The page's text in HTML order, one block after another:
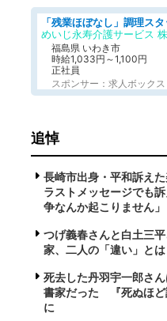
福島県 いわき市
時給1,033円～1,100円
正社員
スポンサー：求人ボックス
追悼
長崎市出身・平和訴え
ラストメッセージでも
争なんか起こりません」
つげ義春さんと白土三
家、二人の「違い」とは
死去した丹羽宇一郎さ
書家だった 『死ぬほど
に